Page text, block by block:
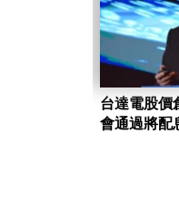
台達電股
會通過將配